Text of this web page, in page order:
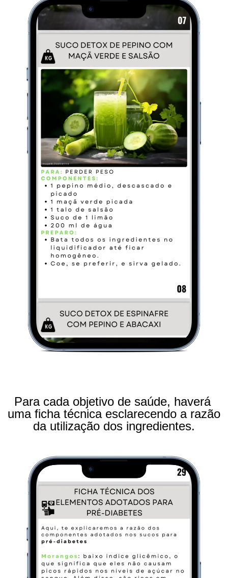
Para cada objetivo de saúde, haverá
uma ficha técnica esclarecendo a razão
da utilização dos ingredientes.